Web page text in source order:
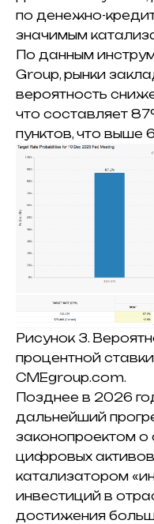
по денежно-
значимым
По данным
Group, рынки
вероятность
что составляет
пунктов, что выше
Рисунок 3.
процентной
CMEgroup.com.
Позднее в 2026
дальнейший
законопроектом о
цифровых
катализатором
инвестиций в
достижения